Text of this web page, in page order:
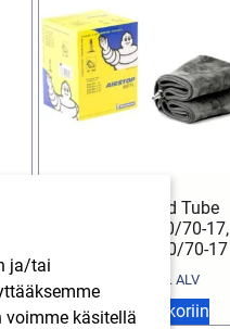
Michelin Road Tube
sisärengas 110/70-17,
120/60-17, 120/70-17
SIS. ALV
Lisää ostoskoriin
ja/tai
käsitellä